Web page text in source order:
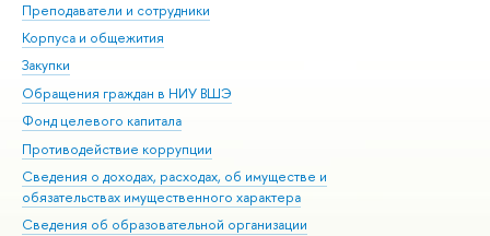
Преподаватели и сотрудники
Корпуса и общежития
Закупки
Обращения граждан в НИУ ВШЭ
Фонд целевого капитала
Противодействие коррупции
Сведения о доходах, расходах, об имуществе и
обязательствах имущественного характера
Сведения об образовательной организации